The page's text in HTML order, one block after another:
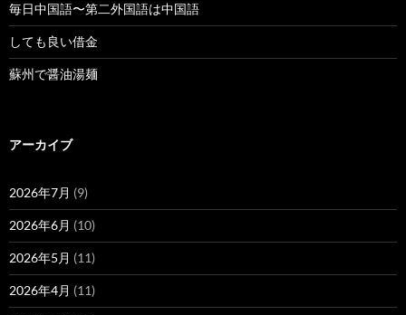
毎日中国語〜第二外国語は中国語
しても良い借金
蘇州で醤油湯麺
アーカイブ
2026年7月 (9)
2026年6月 (10)
2026年5月 (11)
2026年4月 (11)